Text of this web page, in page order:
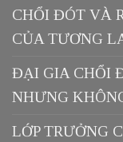
CHỔI ĐÓT VÀ
CỦA TƯƠNG
ĐẠI GIA CHỔI
NHƯNG
LỚP TRƯỞNG